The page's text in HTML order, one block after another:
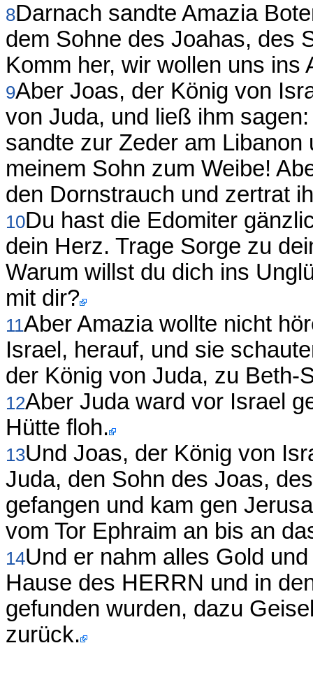
8Darnach sandte Amazia
dem Sohne des Joahas, des
Komm her, wir wollen uns ins
9Aber Joas, der König von
von Juda, und ließ ihm
sandte zur Zeder am
meinem Sohn zum Weibe!
den Dornstrauch und zertrat
10Du hast die Edomiter
dein Herz. Trage Sorge zu
Warum willst du dich ins
mit dir?
11Aber Amazia wollte nicht
Israel, herauf, und sie
der König von Juda, zu Beth-
12Aber Juda ward vor Israel
Hütte floh.
13Und Joas, der König von
Juda, den Sohn des Joas,
gefangen und kam gen
vom Tor Ephraim an bis an
14Und er nahm alles Gold
Hause des HERRN und in
gefunden wurden, dazu
zurück.